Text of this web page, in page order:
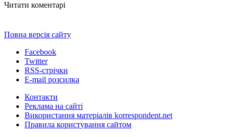
Читати коментарі
Повна версія сайту
Facebook
Twitter
RSS-стрічки
E-mail розсилка
Контакти
Реклама на сайті
Використання матеріалів korrespondent.net
Правила користування сайтом